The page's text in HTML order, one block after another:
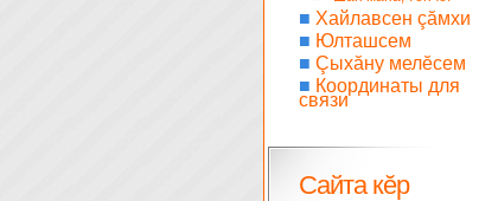
■ Хайлавсен çăмхи
■ Юлташсем
■ Çыхăну мелĕсем
■ Координаты для
связи
Сайта кĕр